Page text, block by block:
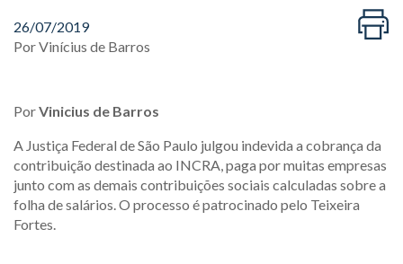
26/07/2019
PorVinícius de Barros
PorVinicius de Barros
A Justiça Federal de São Paulo julgou indevida a cobrança da
contribuição destinada ao INCRA, paga por muitas empresas
junto com as demais contribuições sociais calculadas sobre a
folha de salários. O processo é patrocinado pelo Teixeira
Fortes.